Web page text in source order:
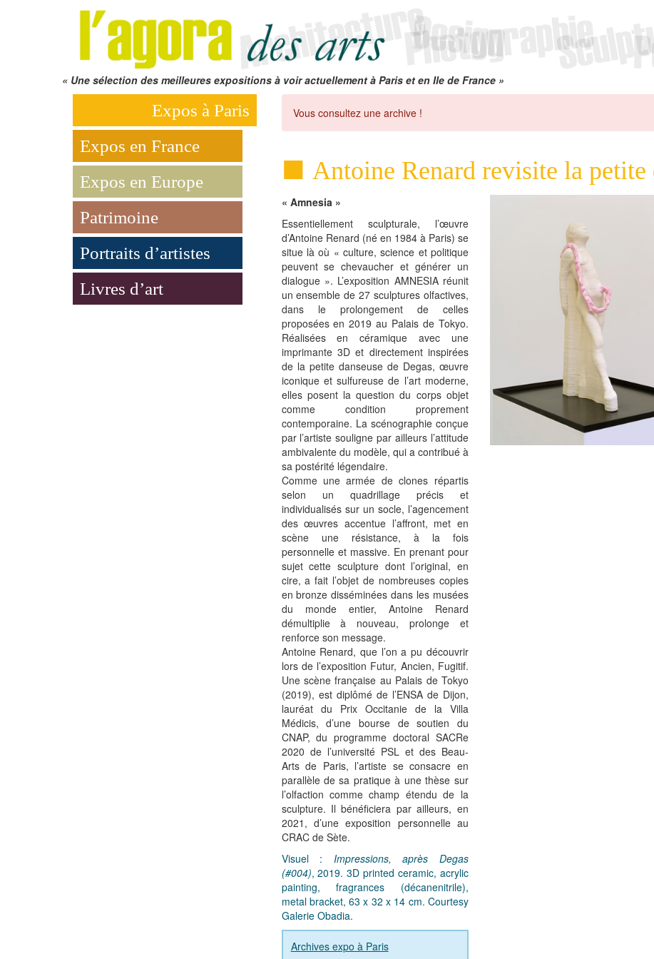
« Une sélection des meilleures expositions à voir actuellement à Paris et en Ile de France »
Expos à Paris
Expos en France
Expos en Europe
Patrimoine
Portraits d’artistes
Livres d’art
Vous consultez une archive !
Antoine Renard revisite la petite
« Amnesia »
Essentiellement sculpturale, l’œuvre
d’Antoine Renard (né en 1984 à Paris) se
situe là où « culture, science et politique
peuvent se chevaucher et générer un
dialogue ». L’exposition AMNESIA réunit
un ensemble de 27 sculptures olfactives,
dans le prolongement de celles
proposées en 2019 au Palais de Tokyo.
Réalisées en céramique avec une
imprimante 3D et directement inspirées
de la petite danseuse de Degas, œuvre
iconique et sulfureuse de l’art moderne,
elles posent la question du corps objet
comme condition proprement
contemporaine. La scénographie conçue
par l’artiste souligne par ailleurs l’attitude
ambivalente du modèle, qui a contribué à
sa postérité légendaire.
Comme une armée de clones répartis
selon un quadrillage précis et
individualisés sur un socle, l’agencement
des œuvres accentue l’affront, met en
scène une résistance, à la fois
personnelle et massive. En prenant pour
sujet cette sculpture dont l’original, en
cire, a fait l’objet de nombreuses copies
en bronze disséminées dans les musées
du monde entier, Antoine Renard
démultiplie à nouveau, prolonge et
renforce son message.
Antoine Renard, que l’on a pu découvrir
lors de l’exposition Futur, Ancien, Fugitif.
Une scène française au Palais de Tokyo
(2019), est diplômé de l’ENSA de Dijon,
lauréat du Prix Occitanie de la Villa
Médicis, d’une bourse de soutien du
CNAP, du programme doctoral SACRe
2020 de l’université PSL et des Beau-
Arts de Paris, l’artiste se consacre en
parallèle de sa pratique à une thèse sur
l’olfaction comme champ étendu de la
sculpture. Il bénéficiera par ailleurs, en
2021, d’une exposition personnelle au
CRAC de Sète.
Visuel : Impressions, après Degas
(#004), 2019. 3D printed ceramic, acrylic
painting, fragrances (décanenitrile),
metal bracket, 63 x 32 x 14 cm. Courtesy
Galerie Obadia.
Archives expo à Paris